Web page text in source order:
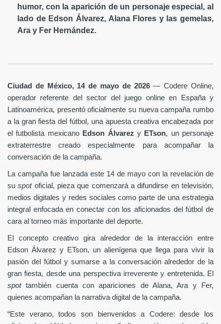
humor, con la aparición de un personaje especial, al
lado de Edson Álvarez, Alana Flores y las gemelas,
Ara y Fer Hernández.
Ciudad de México, 14 de mayo de 2026— Codere Online,
operador referente del sector del juego online en España y
Latinoamérica, presentó oficialmente su nueva campaña rumbo
a la gran fiesta del fútbol, una apuesta creativa encabezada por
el futbolista mexicano Edson Álvarez yETson, un personaje
extraterrestre creado especialmente para acompañar la
conversación de la campaña.
La campaña fue lanzada este 14 de mayo con la revelación de
suspot oficial, pieza que comenzará a difundirse en televisión,
medios digitales y redes sociales como parte de una estrategia
integral enfocada en conectar con los aficionados del fútbol de
cara al torneo más importante del deporte.
El concepto creativo gira alrededor de la interacción entre
Edson Álvarez y ETson, un alienígena que llega para vivir la
pasión del fútbol y sumarse a la conversación alrededor de la
gran fiesta, desde una perspectiva irreverente y entretenida. El
spottambién cuenta con apariciones de Alana, Ara y Fer,
quienes acompañan la narrativa digital de la campaña.
“Este verano, todos son bienvenidos a Codere: desde los